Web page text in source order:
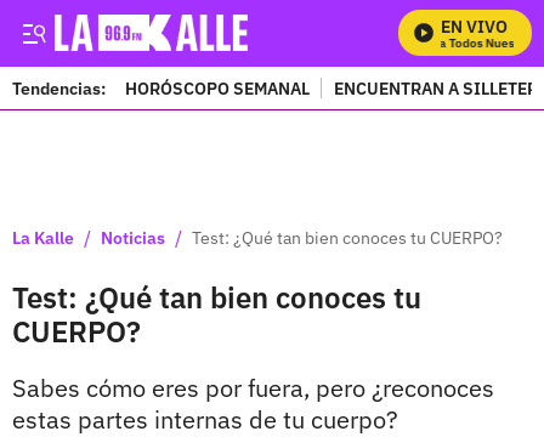
EN VIVO
Mira Todos Nuestros
Tendencias: HORÓSCOPO SEMANAL ENCUENTRAN A
La Kalle / Noticias / Test: ¿Qué tan bien conoces tu CUERPO?
Test: ¿Qué tan bien conoces tu
CUERPO?
Sabes cómo eres por fuera, pero ¿reconoces
estas partes internas de tu cuerpo?